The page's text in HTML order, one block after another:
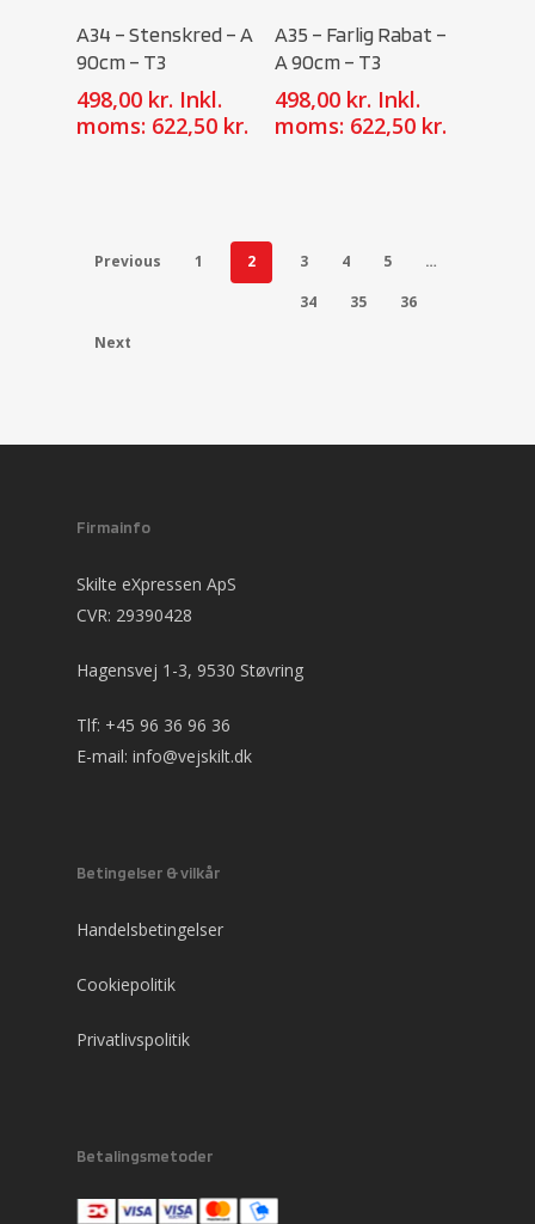
A34 – Stenskred – A
90cm – T3
498,00 kr. Inkl.
moms: 622,50 kr.
A35 – Farlig Rabat –
A 90cm – T3
498,00 kr. Inkl.
moms: 622,50 kr.
Previous 1 2 3 4 5
…
34
35
36
Next
Firmainfo
Skilte eXpressen ApS
CVR: 29390428
Hagensvej 1-3, 9530 Støvring
Tlf: +45 96 36 96 36
E-mail: info@vejskilt.dk
Betingelser & vilkår
Handelsbetingelser
Cookiepolitik
Privatlivspolitik
Betalingsmetoder